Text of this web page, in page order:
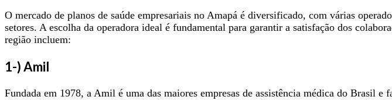
O mercado de planos de saúde empresariais no Amapá é diversificado, com várias
setores. A escolha da operadora ideal é fundamental para garantir a satisfação dos
região incluem:
1-) Amil
Fundada em 1978, a Amil é uma das maiores empresas de assistência médica do Brasil